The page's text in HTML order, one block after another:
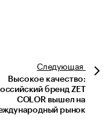
Следующая
Высокое качество:
бренд ZET
COLOR вышел на
рынок